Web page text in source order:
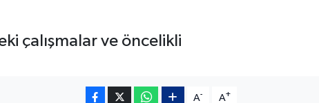
çalışmalar ve öncelikli
A- A+